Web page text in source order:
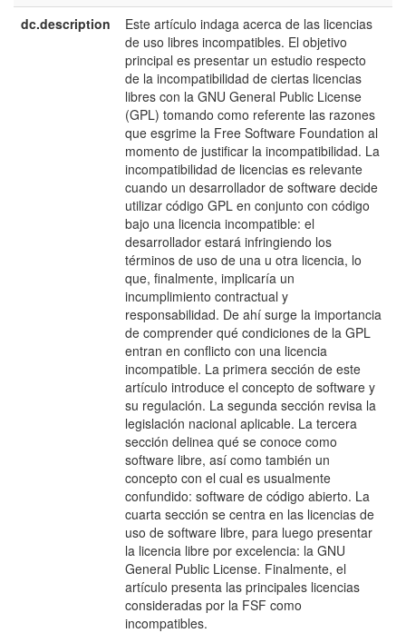
dc.description
Este artículo indaga acerca de las licencias
de uso libres incompatibles. El objetivo
principal es presentar un estudio respecto
de la incompatibilidad de ciertas licencias
libres con la GNU General Public License
(GPL) tomando como referente las razones
que esgrime la Free Software Foundation al
momento de justificar la incompatibilidad. La
incompatibilidad de licencias es relevante
cuando un desarrollador de software decide
utilizar código GPL en conjunto con código
bajo una licencia incompatible: el
desarrollador estará infringiendo los
términos de uso de una u otra licencia, lo
que, finalmente, implicaría un
incumplimiento contractual y
responsabilidad. De ahí surge la importancia
de comprender qué condiciones de la GPL
entran en conflicto con una licencia
incompatible. La primera sección de este
artículo introduce el concepto de software y
su regulación. La segunda sección revisa la
legislación nacional aplicable. La tercera
sección delinea qué se conoce como
software libre, así como también un
concepto con el cual es usualmente
confundido: software de código abierto. La
cuarta sección se centra en las licencias de
uso de software libre, para luego presentar
la licencia libre por excelencia: la GNU
General Public License. Finalmente, el
artículo presenta las principales licencias
consideradas por la FSF como
incompatibles.